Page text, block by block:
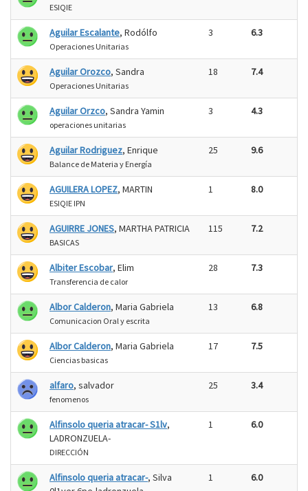
ESIQIE
Aguilar Escalante, Rodólfo
Operaciones Unitarias
3 6.3
Aguilar Orozco, Sandra
Operaciones Unitarias
18 7.4
Aguilar Orzco, Sandra Yamin
operaciones unitarias
3 4.3
Aguilar Rodriguez, Enrique
Balance de Materia y Energía
25 9.6
AGUILERA LOPEZ, MARTIN
ESIQIE IPN
1 8.0
AGUIRRE JONES, MARTHA PATRICIA
BASICAS
115 7.2
Albiter Escobar, Elim
Transferencia de calor
28 7.3
Albor Calderon, Maria Gabriela
Comunicacion Oral y escrita
13 6.8
Albor Calderon, Maria Gabriela
Ciencias basicas
17 7.5
alfaro, salvador
fenomenos
25 3.4
Alfinsolo queria atracar- S1lv,
LADRONZUELA-
DIRECCIÓN
1 6.0
Alfinsolo queria atracar-, Silva
1 6.0